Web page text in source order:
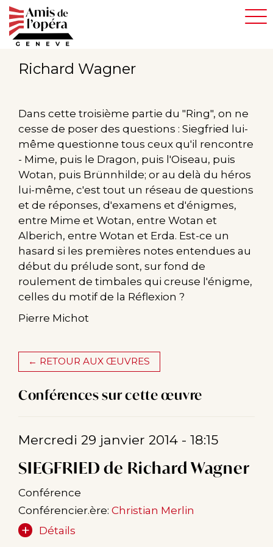
Aller
au
contenu
Richard Wagner
Dans cette troisième partie du "Ring", on ne
cesse de poser des questions : Siegfried lui-
même questionne tous ceux qu'il rencontre
- Mime, puis le Dragon, puis l'Oiseau, puis
Wotan, puis Brünnhilde; or au delà du héros
lui-même, c'est tout un réseau de questions
et de réponses, d'examens et d'énigmes,
entre Mime et Wotan, entre Wotan et
Alberich, entre Wotan et Erda. Est-ce un
hasard si les premières notes entendues au
début du prélude sont, sur fond de
roulement de timbales qui creuse l'énigme,
celles du motif de la Réflexion ?
Pierre Michot
← RETOUR AUX ŒUVRES
Conférences sur cette œuvre
Mercredi 29 janvier 2014 - 18:15
SIEGFRIED de Richard Wagner
Conférence
Conférencier.ère: Christian Merlin
Détails